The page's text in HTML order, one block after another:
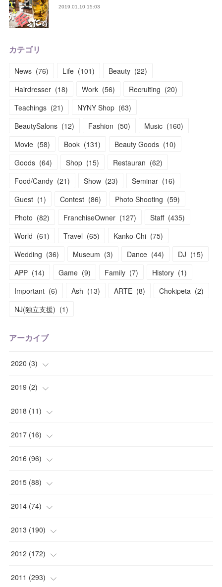
2019.01.10 15:03
カテゴリ
News (76) Life (101) Beauty (22)
Hairdresser (18) Work (56) Recruiting (20)
Teachings (21) NYNY Shop (63)
BeautySalons (12) Fashion (50) Music (160)
Movie (58) Book (131) Beauty Goods (10)
Goods (64) Shop (15) Restauran (62)
Food/Candy (21) Show (23) Seminar (16)
Guest (1) Contest (86) Photo Shooting (59)
Photo (82) FranchiseOwner (127) Staff (435)
World (61) Travel (65) Kanko-Chi (75)
Wedding (36) Museum (3) Dance (44) DJ (15)
APP (14) Game (9) Family (7) History (1)
Important (6) Ash (13) ARTE (8) Chokipeta (2)
NJ(独立支援) (1)
アーカイブ
2020 (3)
(1
( 1)
(1)
2019 (2)
( 1)
(1)
2018 (11)
(2)
(1)
(1)
(1)
2017 (16)
(1)
(2)
(1)
( 3)
2016 (96)
(2)
(5)
(6)
(3)
2015 (88)
(4)
(7)
(6)
(6)
2014 (74)
(9)
(14)
(6)
2013 (190)
(17)
(22)
2012 (172)
(12)
2011 (293)